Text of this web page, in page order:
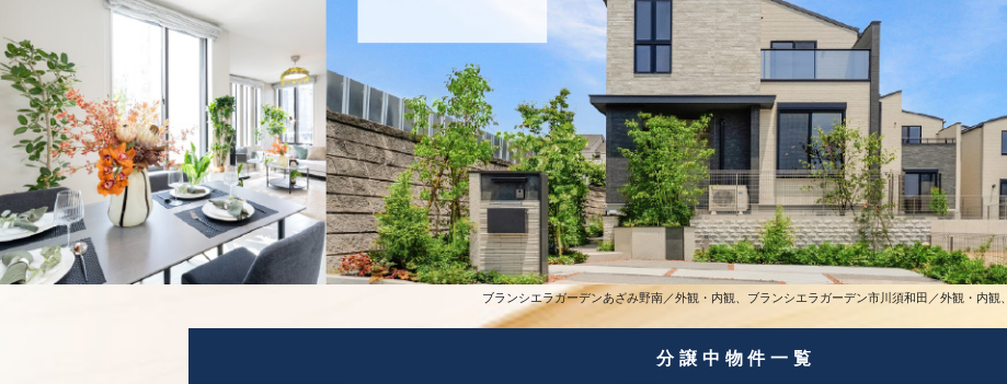
ブランシエラガーデンあざみ野南／外観・内観、ブランシエラガーデン市川須和田／外観・内観、
分譲中物件一覧